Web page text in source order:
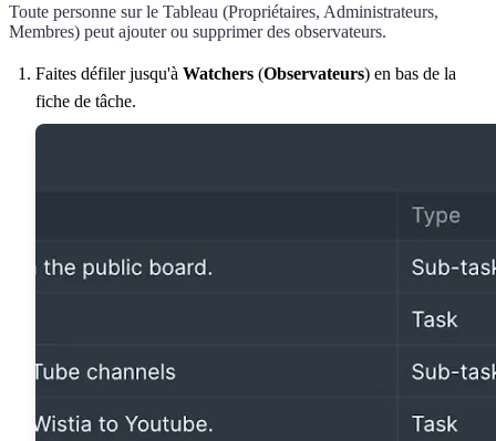
Toute personne sur le Tableau (Propriétaires, Administrateurs,
Membres) peut ajouter ou supprimer des observateurs.
Faites défiler jusqu'à Watchers (Observateurs) en bas de la
fiche de tâche.